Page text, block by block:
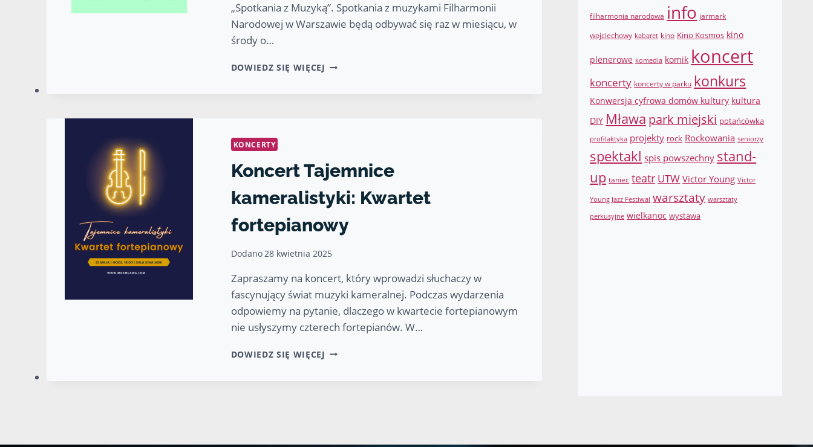
„Spotkania z Muzyką”. Spotkania z muzykami Filharmonii
Narodowej w Warszawie będą odbywać się raz w miesiącu, w
środy o…
DOWIEDZ SIĘ WIĘCEJ KONCERTY
KONCERTY
Koncert Tajemnice
kameralistyki: Kwartet
fortepianowy
Dodano 28 kwietnia 2025
Zapraszamy na koncert, który wprowadzi słuchaczy w
fascynujący świat muzyki kameralnej. Podczas wydarzenia
odpowiemy na pytanie, dlaczego w kwartecie fortepianowym
nie usłyszymy czterech fortepianów. W…
DOWIEDZ SIĘ WIĘCEJ KONCERT
filharmonia narodowa info jarmark
wojciechowy kabaret kino Kino Kosmos kino
plenerowe komedia komik koncert
koncerty koncerty w parku konkurs
Konwersja cyfrowa domów kultury kultura
DIY Mława park miejski potańcówka
profilaktyka projekty rock Rockowania seniorzy
spektakl spis powszechny stand-
up taniec teatr UTW Victor Young Victor
Young Jazz Festiwal warsztaty warsztaty
perkusyjne wielkanoc wystawa